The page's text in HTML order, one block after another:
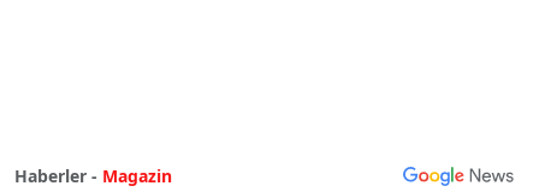
Haberler - Magazin